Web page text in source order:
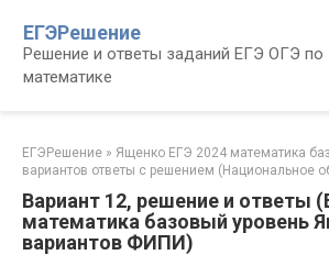
контенту
ЕГЭРешение
Решение и ответы заданий ЕГЭ ОГЭ по
математике
ЕГЭРешение » Ященко ЕГЭ 2024 математика
вариантов ответы с решением (Национальное
Вариант 12, решение и ответы
математика базовый уровень
вариантов ФИПИ)